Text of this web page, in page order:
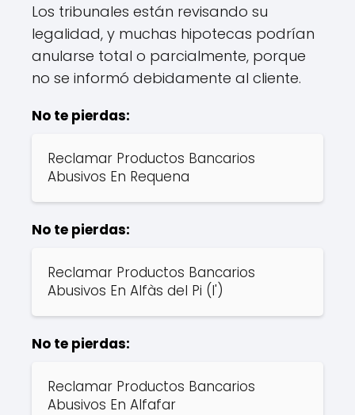
Los tribunales están revisando su
legalidad, y muchas hipotecas podrían
anularse total o parcialmente, porque
no se informó debidamente al cliente.
No te pierdas:
Reclamar Productos Bancarios
Abusivos En Requena
No te pierdas:
Reclamar Productos Bancarios
Abusivos En Alfàs del Pi (l')
No te pierdas:
Reclamar Productos Bancarios
Abusivos En Alfafar